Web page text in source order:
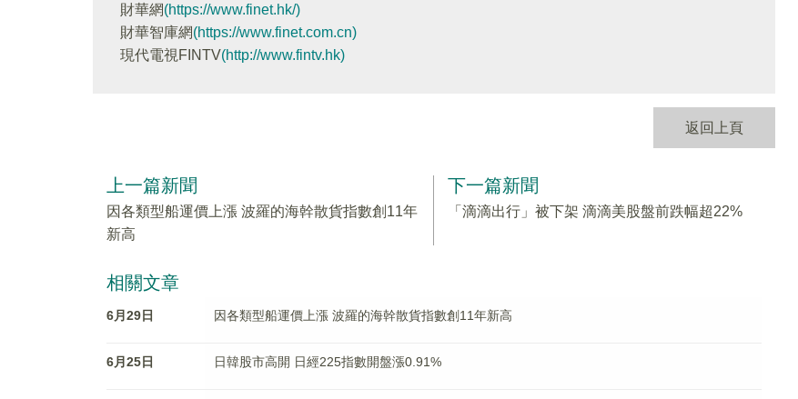
財華網(https://www.finet.hk/)
財華智庫網(https://www.finet.com.cn)
現代電視FINTV(http://www.fintv.hk)
返回上頁
上一篇新聞
因各類型船運價上漲 波羅的海幹散貨指數創11年
新高
下一篇新聞
「滴滴出行」被下架 滴滴美股盤前跌幅超22%
相關文章
6月29日 因各類型船運價上漲 波羅的海幹散貨指數創11年新高
6月25日 日韓股市高開 日經225指數開盤漲0.91%